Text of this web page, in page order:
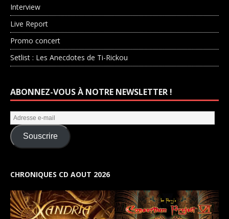
Interview
Live Report
Promo concert
Setlist : Les Anecdotes de Ti-Rickou
ABONNEZ-VOUS À NOTRE NEWSLETTER !
Souscrire
CHRONIQUES CD AOUT 2026